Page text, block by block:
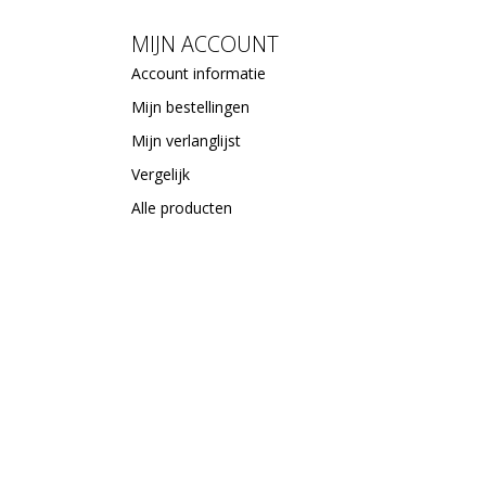
MIJN ACCOUNT
Account informatie
Mijn bestellingen
Mijn verlanglijst
Vergelijk
Alle producten